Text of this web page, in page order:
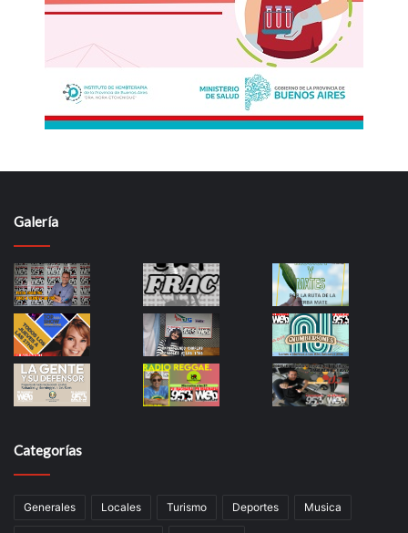
Galería
Categorías
Generales Locales Turismo Deportes Musica